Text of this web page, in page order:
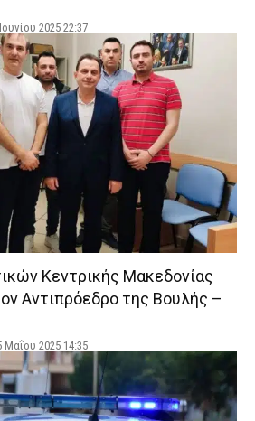
2025 22:37
Κεντρικής Μακεδονίας
Αντιπρόεδρο της Βουλής –
Μαΐου 2025 14:35